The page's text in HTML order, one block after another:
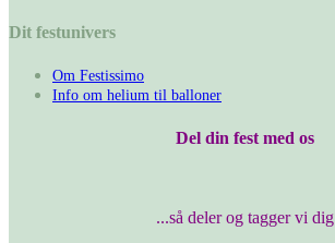
Dit festunivers
Om Festissimo
Info om helium til balloner
Del din fest med os
...så deler og tagger vi dig